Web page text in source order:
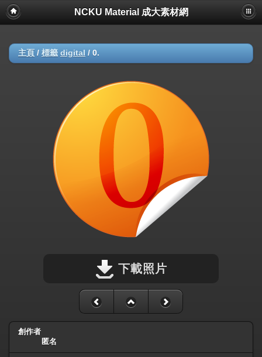
NCKU Material 成大素材網
主頁 / 標籤 digital / 0.
下載照片
創作者
匿名